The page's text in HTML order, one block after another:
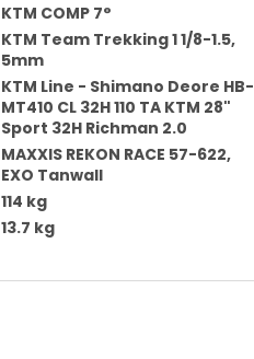
KTM COMP 7°
KTM Team Trekking 1 1/8-1.5,
5mm
KTM Line - Shimano Deore HB-
MT410 CL 32H 110 TA KTM 28"
Sport 32H Richman 2.0
MAXXIS REKON RACE 57-622,
EXO Tanwall
114 kg
13.7 kg